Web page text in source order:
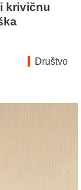
krivičnu
Društvo